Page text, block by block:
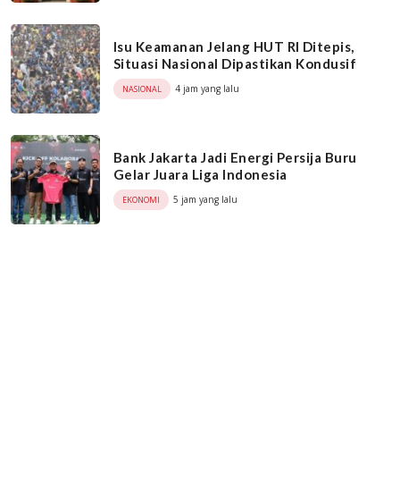
Isu Keamanan Jelang HUT RI Ditepis,
Situasi Nasional Dipastikan Kondusif
NASIONAL 4 jam yang lalu
Bank Jakarta Jadi Energi Persija Buru
Gelar Juara Liga Indonesia
EKONOMI 5 jam yang lalu